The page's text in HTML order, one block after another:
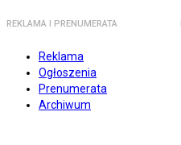
REKLAMA I PRENUMERATA
Reklama
Ogłoszenia
Prenumerata
Archiwum